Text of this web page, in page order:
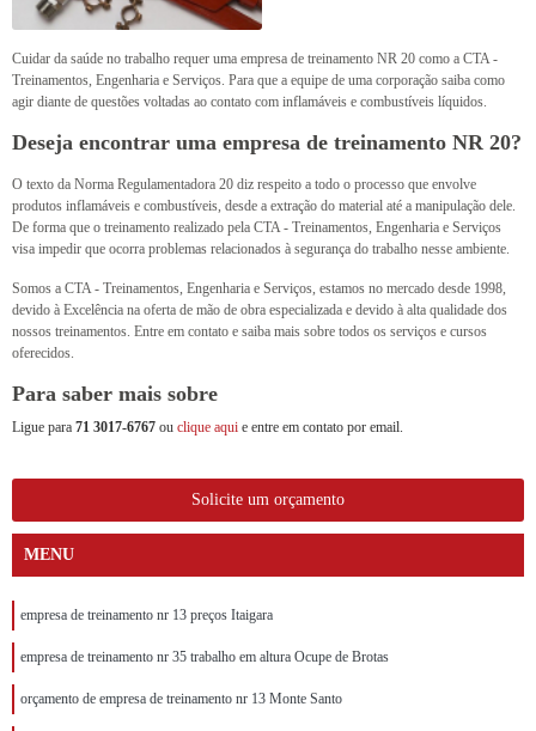
Cuidar da saúde no trabalho requer uma empresa de treinamento NR 20 como a CTA -
Treinamentos, Engenharia e Serviços. Para que a equipe de uma corporação saiba como
agir diante de questões voltadas ao contato com inflamáveis e combustíveis líquidos.
Deseja encontrar uma empresa de treinamento NR 20?
O texto da Norma Regulamentadora 20 diz respeito a todo o processo que envolve
produtos inflamáveis e combustíveis, desde a extração do material até a manipulação dele.
De forma que o treinamento realizado pela CTA - Treinamentos, Engenharia e Serviços
visa impedir que ocorra problemas relacionados à segurança do trabalho nesse ambiente.
Somos a CTA - Treinamentos, Engenharia e Serviços, estamos no mercado desde 1998,
devido à Excelência na oferta de mão de obra especializada e devido à alta qualidade dos
nossos treinamentos. Entre em contato e saiba mais sobre todos os serviços e cursos
oferecidos.
Para saber mais sobre
Ligue para 71 3017-6767 ou clique aqui e entre em contato por email.
Solicite um orçamento
MENU
empresa de treinamento nr 13 preços Itaigara
empresa de treinamento nr 35 trabalho em altura Ocupe de Brotas
orçamento de empresa de treinamento nr 13 Monte Santo